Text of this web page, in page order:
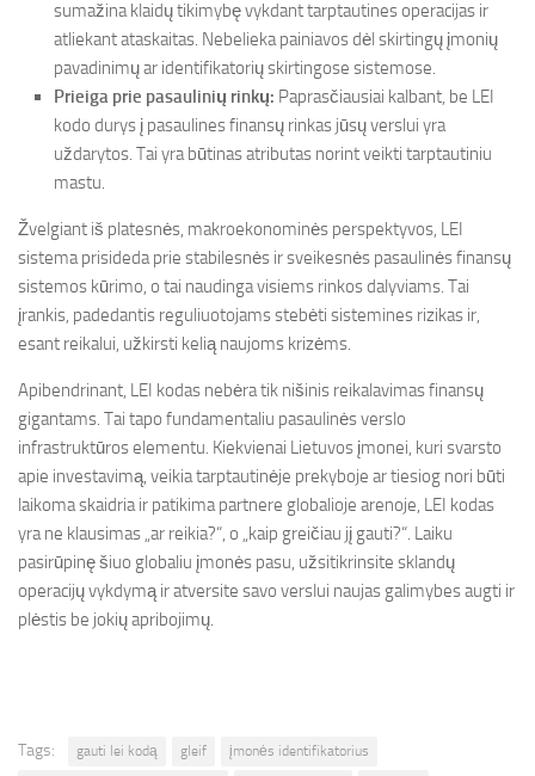
sumažina klaidų tikimybę vykdant tarptautines operacijas ir
atliekant ataskaitas. Nebelieka painiavos dėl skirtingų įmonių
pavadinimų ar identifikatorių skirtingose sistemose.
Prieiga prie pasaulinių rinkų: Paprasčiausiai kalbant, be LEI
kodo durys į pasaulines finansų rinkas jūsų verslui yra
uždarytos. Tai yra būtinas atributas norint veikti tarptautiniu
mastu.
Žvelgiant iš platesnės, makroekonominės perspektyvos, LEI
sistema prisideda prie stabilesnės ir sveikesnės pasaulinės finansų
sistemos kūrimo, o tai naudinga visiems rinkos dalyviams. Tai
įrankis, padedantis reguliuotojams stebėti sistemines rizikas ir,
esant reikalui, užkirsti kelią naujoms krizėms.
Apibendrinant, LEI kodas nebėra tik nišinis reikalavimas finansų
gigantams. Tai tapo fundamentaliu pasaulinės verslo
infrastruktūros elementu. Kiekvienai Lietuvos įmonei, kuri svarsto
apie investavimą, veikia tarptautinėje prekyboje ar tiesiog nori būti
laikoma skaidria ir patikima partnere globalioje arenoje, LEI kodas
yra ne klausimas „ar reikia?“, o „kaip greičiau jį gauti?“. Laiku
pasirūpinę šiuo globaliu įmonės pasu, užsitikrinsite sklandų
operacijų vykdymą ir atversite savo verslui naujas galimybes augti ir
plėstis be jokių apribojimų.
Tags: gauti lei kodą gleif įmonės identifikatorius